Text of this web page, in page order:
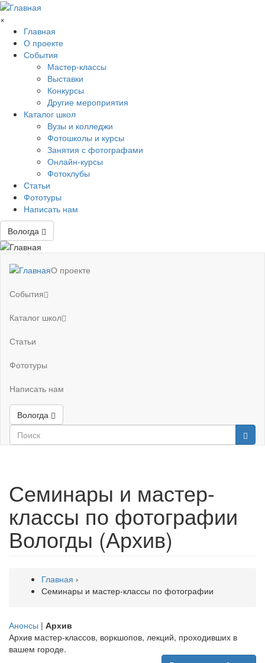
Перейти к основному содержанию
×
Главная
О проекте
События
Мастер-классы
Выставки
Конкурсы
Другие мероприятия
Каталог школ
Вузы и колледжи
Фотошколы и курсы
Занятия с фотографами
Онлайн-курсы
Фотоклубы
Статьи
Фототуры
Написать нам
Вологда
О проекте
События
Каталог школ
Статьи
Фототуры
Написать нам
Вологда
Семинары и мастер-
классы по фотографии
Вологды (Архив)
Главная ›
Семинары и мастер-классы по фотографии
Анонсы | Архив
Архив мастер-классов, воркшопов, лекций, проходивших в
вашем городе.